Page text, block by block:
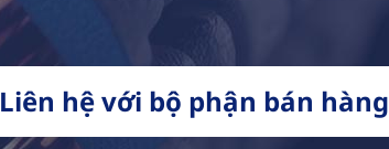
Liên hệ với bộ phận bán hàng